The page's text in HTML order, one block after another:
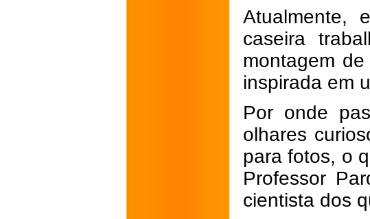
Atualmente,
caseira
montagem
inspirada em
Por onde
olhares
para fotos, o
Professor
cientista dos